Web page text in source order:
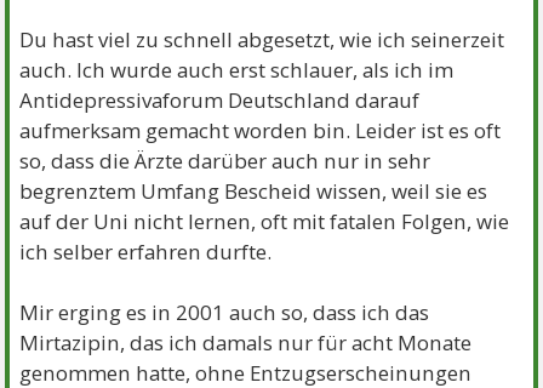
Du hast viel zu schnell abgesetzt, wie ich seinerzeit
auch. Ich wurde auch erst schlauer, als ich im
Antidepressivaforum Deutschland darauf
aufmerksam gemacht worden bin. Leider ist es oft
so, dass die Ärzte darüber auch nur in sehr
begrenztem Umfang Bescheid wissen, weil sie es
auf der Uni nicht lernen, oft mit fatalen Folgen, wie
ich selber erfahren durfte.
Mir erging es in 2001 auch so, dass ich das
Mirtazipin, das ich damals nur für acht Monate
genommen hatte, ohne Entzugserscheinungen